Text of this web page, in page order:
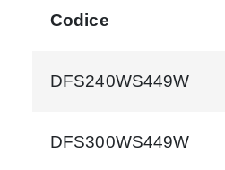
Codice
DFS240WS449W
DFS300WS449W